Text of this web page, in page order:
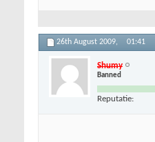
26th August 2009, 01:41
Shumy
Banned
Reputatie: